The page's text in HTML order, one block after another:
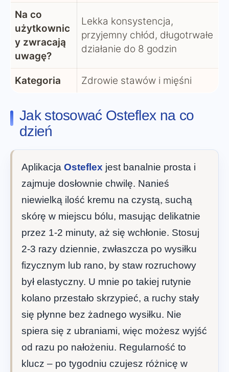
Na co
użytkownic
y zwracają
uwagę?
Lekka konsystencja,
przyjemny chłód, długotrwałe
działanie do 8 godzin
Kategoria Zdrowie stawów i mięśni
Jak stosować Osteflex na co
dzień
Aplikacja Osteflex jest banalnie prosta i
zajmuje dosłownie chwilę. Nanieś
niewielką ilość kremu na czystą, suchą
skórę w miejscu bólu, masując delikatnie
przez 1-2 minuty, aż się wchłonie. Stosuj
2-3 razy dziennie, zwłaszcza po wysiłku
fizycznym lub rano, by staw rozruchowy
był elastyczny. U mnie po takiej rutynie
kolano przestało skrzypieć, a ruchy stały
się płynne bez żadnego wysiłku. Nie
spiera się z ubraniami, więc możesz wyjść
od razu po nałożeniu. Regularność to
klucz – po tygodniu czujesz różnicę w